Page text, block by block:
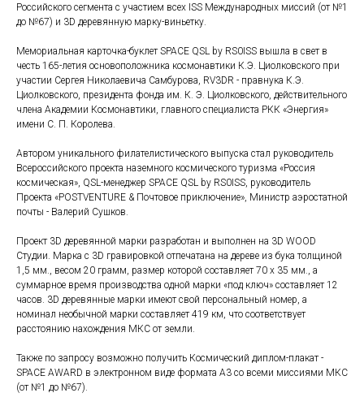
Российского сегмента с участием всех ISS Международных миссий (от №1
до №67) и 3D деревянную марку-виньетку.
Мемориальная карточка-буклет SPACE QSL by RS0ISS вышла в свет в
честь 165-летия основоположника космонавтики К.Э. Циолковского при
участии Сергея Николаевича Самбурова, RV3DR - правнука К.Э.
Циолковского, президента фонда им. К. Э. Циолковского, действительного
члена Академии Космонавтики, главного специалиста РКК «Энергия»
имени С. П. Королева.
Автором уникального филателистического выпуска стал руководитель
Всероссийского проекта наземного космического туризма «Россия
космическая», QSL-менеджер SPACE QSL by RS0ISS, руководитель
Проекта «POSTVENTURE & Почтовое приключение», Министр аэростатной
почты - Валерий Сушков.
Проект 3D деревянной марки разработан и выполнен на 3D WOOD
Студии. Марка с 3D гравировкой отпечатана на дереве из бука толщиной
1,5 мм., весом 20 грамм, размер которой составляет 70 x 35 мм., а
суммарное время производства одной марки «под ключ» составляет 12
часов. 3D деревянные марки имеют свой персональный номер, а
номинал необычной марки составляет 419 км, что соответствует
расстоянию нахождения МКС от земли.
Также по запросу возможно получить Космический диплом-плакат -
SPACE AWARD в электронном виде формата А3 со всеми миссиями МКС
(от №1 до №67).